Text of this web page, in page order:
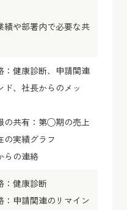
績や部署内で必要な共
：健康診断、申請関連
ド、社長からのメッ
の共有：第◯期の売上
の実績グラフ
らの連絡
健康診断
申請関連のリマイン